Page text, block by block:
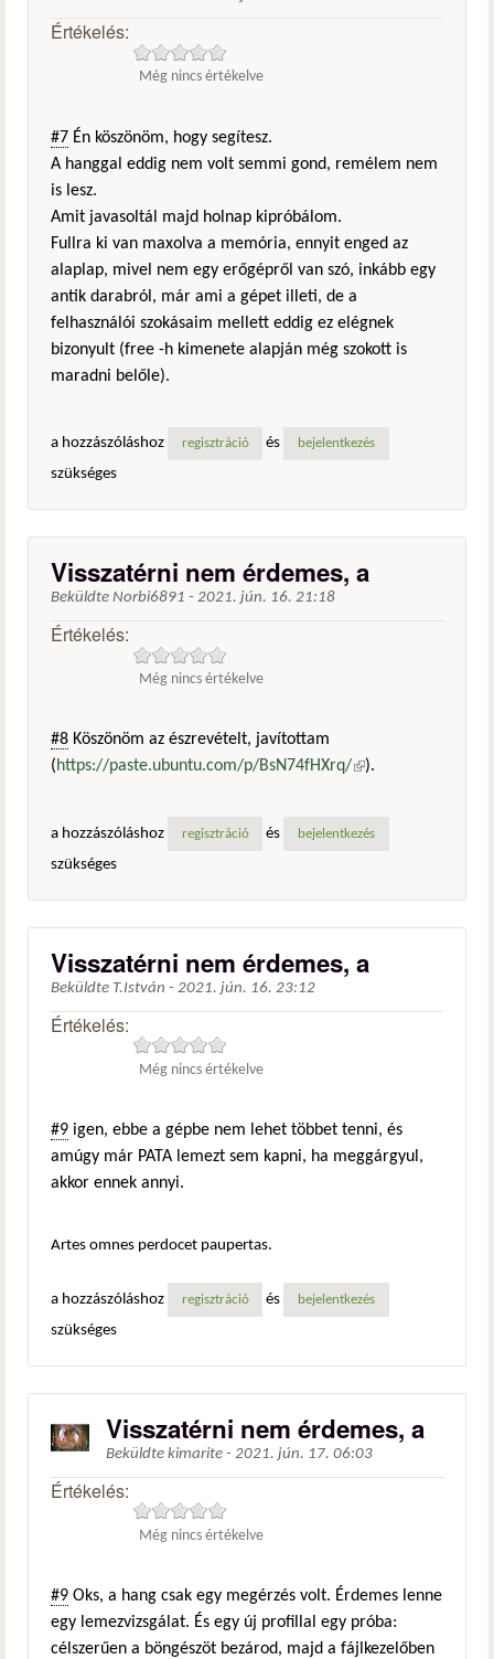
Értékelés:
Még nincs értékelve
#7 Én köszönöm, hogy segítesz.
A hanggal eddig nem volt semmi gond, remélem nem
is lesz.
Amit javasoltál majd holnap kipróbálom.
Fullra ki van maxolva a memória, ennyit enged az
alaplap, mivel nem egy erőgépről van szó, inkább egy
antik darabról, már ami a gépet illeti, de a
felhasználói szokásaim mellett eddig ez elégnek
bizonyult (free -h kimenete alapján még szokott is
maradni belőle).
a hozzászóláshoz regisztráció és bejelentkezés
szükséges
Visszatérni nem érdemes, a
Beküldte Norbi6891 - 2021. jún. 16. 21:18
Értékelés:
Még nincs értékelve
#8 Köszönöm az észrevételt, javítottam
(https://paste.ubuntu.com/p/BsN74fHXrq/(külső
).
a hozzászóláshoz regisztráció és bejelentkezés
szükséges
Visszatérni nem érdemes, a
Beküldte T.István - 2021. jún. 16. 23:12
Értékelés:
Még nincs értékelve
#9 igen, ebbe a gépbe nem lehet többet tenni, és
amúgy már PATA lemezt sem kapni, ha meggárgyul,
akkor ennek annyi.
Artes omnes perdocet paupertas.
a hozzászóláshoz regisztráció és bejelentkezés
szükséges
Visszatérni nem érdemes, a
Beküldte kimarite - 2021. jún. 17. 06:03
Értékelés:
Még nincs értékelve
#9 Oks, a hang csak egy megérzés volt. Érdemes lenne
egy lemezvizsgálat. És egy új profillal egy próba:
célszerűen a böngészöt bezárod, majd a fájlkezelőben